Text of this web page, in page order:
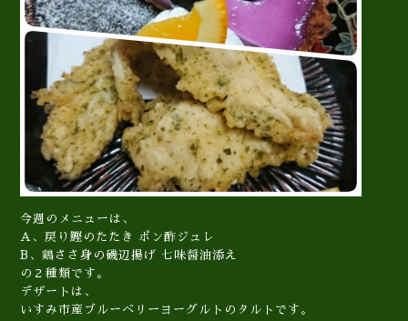
今週のメニューは、
A、戻り鰹のたたき ポン酢ジュレ
B、鶏ささ身の磯辺揚げ 七味醤油添え
の２種類です。
デザートは、
いすみ市産ブルーベリーヨーグルトのタルトです。